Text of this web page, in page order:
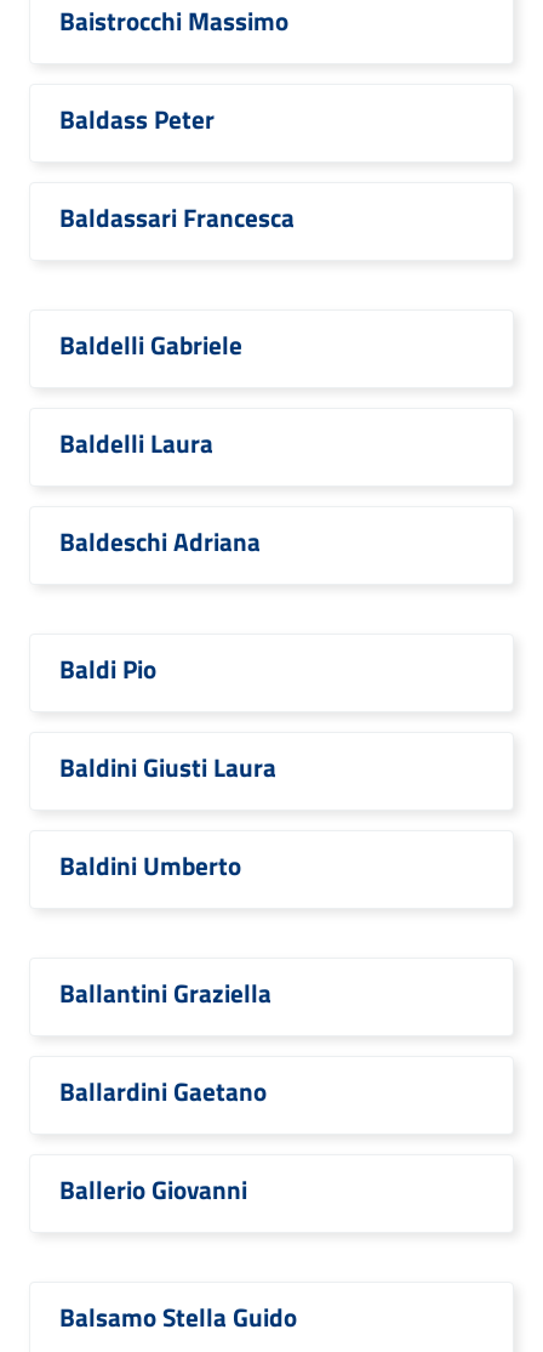
Baistrocchi Massimo
Baldass Peter
Baldassari Francesca
Baldelli Gabriele
Baldelli Laura
Baldeschi Adriana
Baldi Pio
Baldini Giusti Laura
Baldini Umberto
Ballantini Graziella
Ballardini Gaetano
Ballerio Giovanni
Balsamo Stella Guido